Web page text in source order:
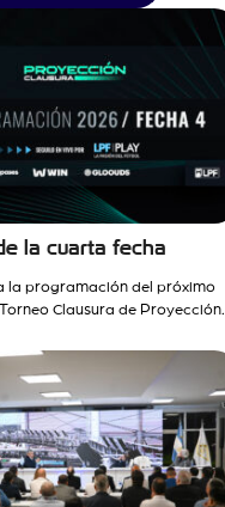
la cuarta fecha
la programación del próximo
Clausura de Proyección.